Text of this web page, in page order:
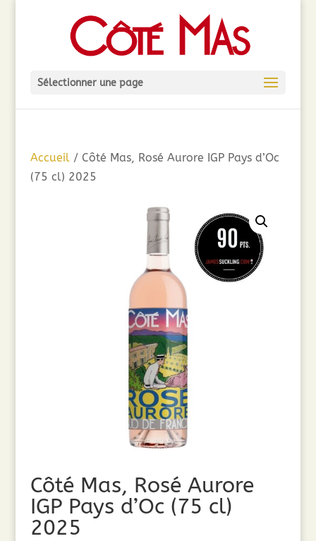
Sélectionner une page
Accueil/ Côté Mas, Rosé Aurore IGP Pays d’Oc
(75 cl) 2025
Côté Mas, Rosé Aurore
IGP Pays d’Oc (75 cl)
2025